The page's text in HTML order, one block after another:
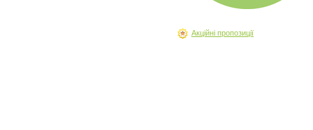
Акційні пропозиції